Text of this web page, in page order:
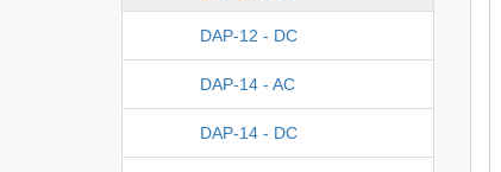
DAP-12 - DC
DAP-14 - AC
DAP-14 - DC